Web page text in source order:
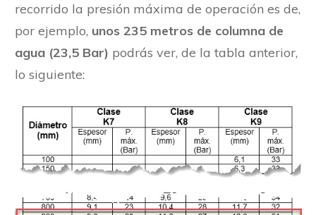
recorrido la presión máxima de operación es de,
por ejemplo, unos 235 metros de columna de
agua (23,5 Bar) podrás ver, de la tabla anterior,
lo siguiente: